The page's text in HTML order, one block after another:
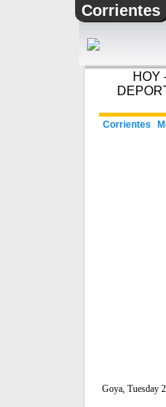
Corrientes
HOY
Corrientes
Goya, Tuesday